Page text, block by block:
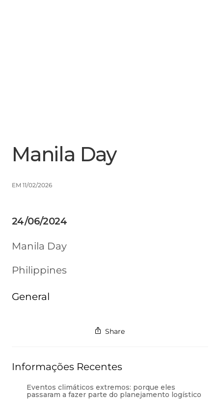
Manila Day
EM 11/02/2026
24/06/2024
Manila Day
Philippines
General
Share
Informações Recentes
Eventos climáticos extremos: porque eles
passaram a fazer parte do planejamento logístico